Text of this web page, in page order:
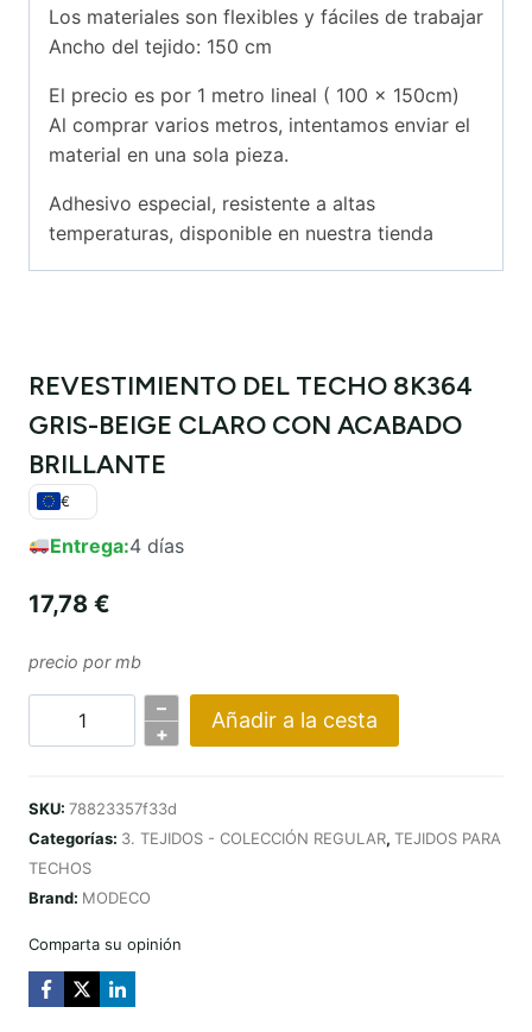
Los materiales son flexibles y fáciles de trabajar
Ancho del tejido: 150 cm
El precio es por 1 metro lineal ( 100 x 150cm)
Al comprar varios metros, intentamos enviar el
material en una sola pieza.
Adhesivo especial, resistente a altas
temperaturas, disponible en nuestra tienda
REVESTIMIENTO DEL TECHO 8K364
GRIS-BEIGE CLARO CON ACABADO
BRILLANTE
€
Entrega:4 días
17,78 €
precio por mb
Cantidad
JASNY
SZARO-
BEŻOWY
Z
POŁYSKIEM
–
+
Añadir a la cesta
SKU: 78823357f33d
Categorías: 3. TEJIDOS - COLECCIÓN REGULAR, TEJIDOS PARA
TECHOS
Brand: MODECO
Comparta su opinión